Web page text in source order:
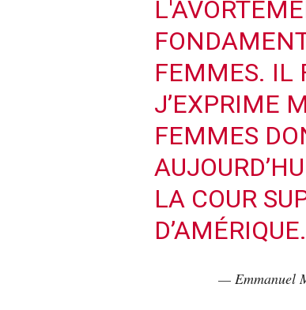
FEMMES. IL
J’EXPRIME
FEMMES
LA COUR
D’AMÉRIQUE.
— Emmanuel